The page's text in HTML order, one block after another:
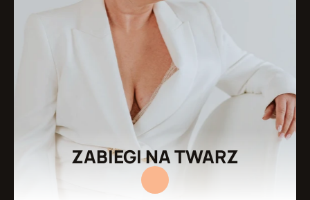
ZABIEGI NA TWARZ